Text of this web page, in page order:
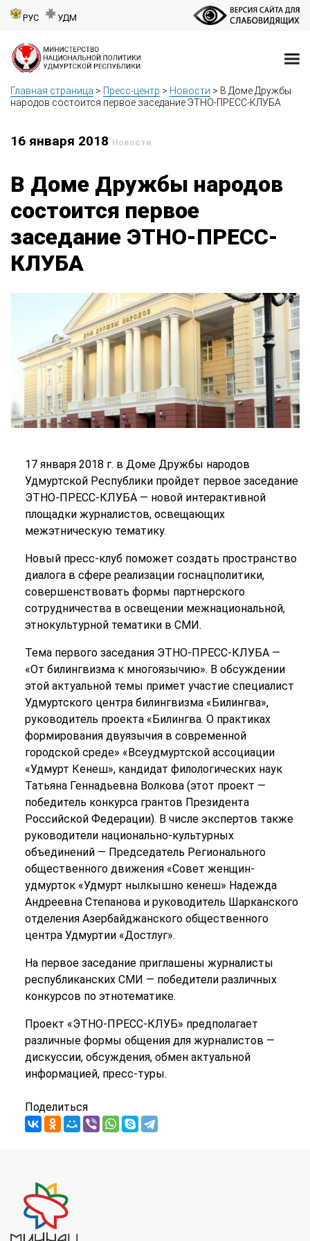
РУС УДМ
Главная страница > Пресс-центр > Новости > В Доме Дружбы
народов состоится первое заседание ЭТНО-ПРЕСС-КЛУБА
16 января 2018 Новости
В Доме Дружбы народов
состоится первое
заседание ЭТНО-ПРЕСС-
КЛУБА
17 января 2018 г. в Доме Дружбы народов
Удмуртской Республики пройдет первое заседание
ЭТНО-ПРЕСС-КЛУБА — новой интерактивной
площадки журналистов, освещающих
межэтническую тематику.
Новый пресс-клуб поможет создать пространство
диалога в сфере реализации госнацполитики,
совершенствовать формы партнерского
сотрудничества в освещении межнациональной,
этнокультурной тематики в СМИ.
Тема первого заседания ЭТНО-ПРЕСС-КЛУБА —
«От билингвизма к многоязычию». В обсуждении
этой актуальной темы примет участие специалист
Удмуртского центра билингвизма «Билингва»,
руководитель проекта «Билингва. О практиках
формирования двуязычия в современной
городской среде» «Всеудмуртской ассоциации
«Удмурт Кенеш», кандидат филологических наук
Татьяна Геннадьевна Волкова (этот проект —
победитель конкурса грантов Президента
Российской Федерации). В числе экспертов также
руководители национально-культурных
объединений — Председатель Регионального
общественного движения «Совет женщин-
удмурток «Удмурт нылкышно кенеш» Надежда
Андреевна Степанова и руководитель Шарканского
отделения Азербайджанского общественного
центра Удмуртии «Достлуг».
На первое заседание приглашены журналисты
республиканских СМИ — победители различных
конкурсов по этнотематике.
Проект «ЭТНО-ПРЕСС-КЛУБ» предполагает
различные формы общения для журналистов —
дискуссии, обсуждения, обмен актуальной
информацией, пресс-туры.
Поделиться